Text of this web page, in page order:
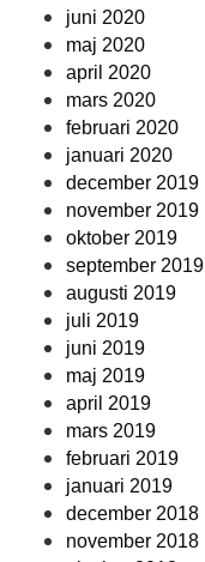
juni 2020
maj 2020
april 2020
mars 2020
februari 2020
januari 2020
december 2019
november 2019
oktober 2019
september 2019
augusti 2019
juli 2019
juni 2019
maj 2019
april 2019
mars 2019
februari 2019
januari 2019
december 2018
november 2018